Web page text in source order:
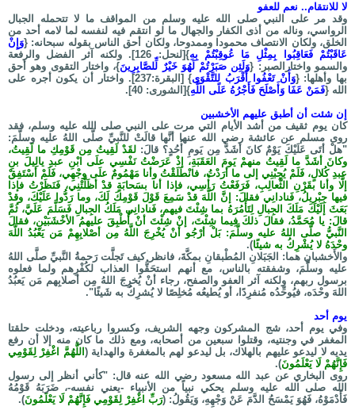
لا للانتقام.. نعم للعفو
وقد مر على النبي صلى الله عليه وسلم من المواقف ما لا تتحمله الجبال
الرواسي، وناله من أذى الكفار والجهال ما لو انتقم فيه لنفسه لما لامه أحد من
الخلق، ولكان الانتصاف محمودا وممدوحا، ولكان أحق الناس بقوله سبحانه: {وَإِنْ
عَاقَبْتُمْ فَعَاقِبُوا بِمِثْلِ مَا عُوقِبْتُمْ بِهِ
}[لنحل: 126]. ولكنه آثر الفضل والرفعة
والسمو واختارالصبر: {وَلَئِن صَبَرْتُمْ لَهُوَ خَيْرٌ لِّلصَّابِرِينَ}، واختار التقوى وهو أحق
بها وأهلها: {وَأَنْ تَعْفُوا أَقْرَبُ لِلتَّقْوَى
} [البقرة:237]. واختار أن يكون أجره على
الله {فَمَنْ عَفَا وَأَصْلَحَ فَأَجْرُهُ عَلَى اللَّهِ}[الشورى: 40].
إن شئت أن أطبق عليهم الأخشبين
كان يوم ثقيف من أشد الأيام التي مرت على النبي صلى الله عليه وسلم، فقد
روى مسلم عن عائشة رضي الله عنها أنَّها قالَتْ للنَّبيِّ صلَّى اللهُ عليه وسلَّمَ:
"هلْ أتَى عَلَيْكَ يَوْمٌ كانَ أشَدَّ مِن يَومِ أُحُدٍ؟ قالَ: لقَدْ لَقِيتُ مِن قَوْمِكِ ما لَقِيتُ،
وكانَ أشَدَّ ما لَقِيتُ منهمْ يَومَ العَقَبَةِ، إذْ عَرَضْتُ نَفْسِي علَى ابْنِ عبدِ يالِيلَ بنِ
عبدِ كُلالٍ، فَلَمْ يُجِبْنِي إلى ما أرَدْتُ، فانْطَلَقْتُ وأنا مَهْمُومٌ علَى وجْهِي، فَلَمْ أسْتَفِقْ
إلَّا وأنا بقَرْنِ الثَّعالِبِ، فَرَفَعْتُ رَأْسِي، فإذا أنا بسَحابَةٍ قدْ أظَلَّتْنِي، فَنَظَرْتُ فإذا
فيها جِبْرِيلُ، فَنادانِي فقالَ: إنَّ اللَّهَ قدْ سَمِعَ قَوْلَ قَوْمِكَ لَكَ، وما رَدُّوا عَلَيْكَ، وقدْ
بَعَثَ إلَيْكَ مَلَكَ الجِبالِ لِتَأْمُرَهُ بما شِئْتَ فيهم، فَنادانِي مَلَكُ الجِبالِ فَسَلَّمَ عَلَيَّ، ثُمَّ
قالَ: يا مُحَمَّدُ، فقالَ ذلكَ فِيما شِئْتَ، إنْ شِئْتَ أنْ أُطْبِقَ عليهمُ الأخْشَبَيْنِ، فقالَ
النَّبيُّ صلَّى اللهُ عليه وسلَّمَ: بَلْ أرْجُو أنْ يُخْرِجَ اللَّهُ مِن أصْلابِهِمْ مَن يَعْبُدُ اللَّهَ
وحْدَهُ لا يُشْرِكُ به شيئًا).
والأَخشبانِ هما: الجَبَلانِ المُطْبقانِ بمكَّةَ، فانظر كيف تَجلَّت رَحمةُ النَّبيِّ صلَّى اللهُ
عليه وسلَّمَ، وشفقته بالناس، مع أنهم استحَقُّوا العذاب لكُفْرِهم ولما فعلوه
برسول ربهم، ولكنه آثر العفو والصفح، رجاء أنْ يُخرِجَ اللهُ مِن أصلابِهم مَن يَعبُدُ
اللهَ وحْدَه، فيُوحِّدُه مُنفرِدًا، أو يُطيعُه مُخلِصًا لا يُشرِكُ به شَيئًا".
يوم أحد
وفي يوم أحد، شج المشركون وجهه الشريف، وكسروا رباعيته، ودخلت حلقتا
المغفر في وجنتيه، وقتلوا سبعين من أصحابه، ومع ذلك ما كان منه إلا أن رفع
يديه لا ليدعو عليهم بالهلاك، بل ليدعو لهم بالمغفرة والهداية (‌ اللَّهُمَّ ‌اغْفِرْ ‌لِقَوْمِي
‌فَإِنَّهُمْ ‌لَا ‌يَعْلَمُونَ).
روى البخاري عن عبد الله مسعود رضي الله عنه قال: "كأني أنظر إلى رسول
الله صلى الله عليه وسلم يحكي نبياً من الأنبياء -يعني نفسه-، ضَرَبَهُ قَوْمُهُ
فَأَدْمَوْهُ، فَهُوَ يَمْسَحُ الدَّمَ عَنْ وَجْهِهِ، وَيَقُولُ: (‌رَبِّ ‌اغْفِرْ ‌لِقَوْمِي ‌فَإِنَّهُمْ ‌لَا ‌يَعْلَمُونَ).